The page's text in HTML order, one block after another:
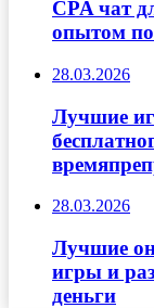
CPA чат
опытом
28.03.2026
Лучшие
28.03.2026
Лучшие
игры и
деньги